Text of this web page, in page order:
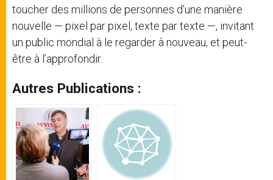
toucher des millions de personnes d’une manière
nouvelle — pixel par pixel, texte par texte —, invitant
un public mondial à le regarder à nouveau, et peut-
être à l’approfondir.
Autres Publications :